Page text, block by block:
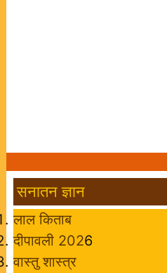
सनातन ज्ञान
लाल किताब
दीपावली 2026
वास्तु शास्त्र